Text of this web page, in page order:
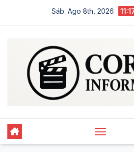
Sáb. Ago 8th, 2026